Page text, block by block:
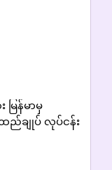
ြန်မာမှ
ထည်ချုပ် လုပ်ငန်း